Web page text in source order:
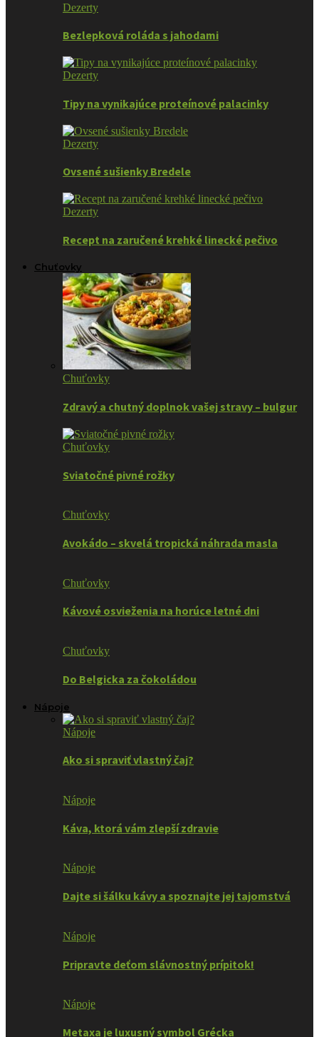
Dezerty
Bezlepková roláda s jahodami
Dezerty
Tipy na vynikajúce proteínové palacinky
Dezerty
Ovsené sušienky Bredele
Dezerty
Recept na zaručené krehké linecké pečivo
Chuťovky
Chuťovky
Zdravý a chutný doplnok vašej stravy – bulgur
Chuťovky
Sviatočné pivné rožky
Chuťovky
Avokádo – skvelá tropická náhrada masla
Chuťovky
Kávové osvieženia na horúce letné dni
Chuťovky
Do Belgicka za čokoládou
Nápoje
Nápoje
Ako si spraviť vlastný čaj?
Nápoje
Káva, ktorá vám zlepší zdravie
Nápoje
Dajte si šálku kávy a spoznajte jej tajomstvá
Nápoje
Pripravte deťom slávnostný prípitok!
Nápoje
Metaxa je luxusný symbol Grécka